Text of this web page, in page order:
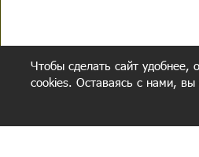
Чтобы сделать сайт удобнее,
cookies. Оставаясь с нами,